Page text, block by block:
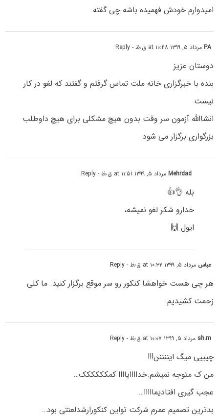
امیدوارم خودش فهمیده باشه چی گفته
PAمرداد ۵, ۱۳۹۹ at ۱۰:۴۸ ق٫ظ - Reply
دوستان عزیز
بنده با خبرگزاری خانه ملت تماس گرفتم و گفتند که لغو در کار
نیست
انشاالله آزمون سر وقت بدون هیچ مشکلی برای هیچ داوطلب
بزرگواری برگزار می شود
Mehrdadمرداد ۵, ۱۳۹۹ at ۱۱:۵۱ ق٫ظ - Reply
بله 👌👍
خدارو شکر لغو نمیشه،
ایول 🙌
عباس مرداد ۵, ۱۳۹۹ at ۱۰:۳۲ ق٫ظ - Reply
هر چی هست خواهشا کنکور رو سر موقع برگزار کنید. ما کلی
زحمت کشیدیم
sh.m مرداد ۵, ۱۳۹۹ at ۱۰:۰۷ ق٫ظ - Reply
چیییی میگ ایننننن!!!
من ک متوجه نمیشم.خداااایاااا کمکککککک…
عجب گیری افتادیمااااا…
بدترین تصمیم عمرم شرکت تواین کنکورارشدلعنتی بود…